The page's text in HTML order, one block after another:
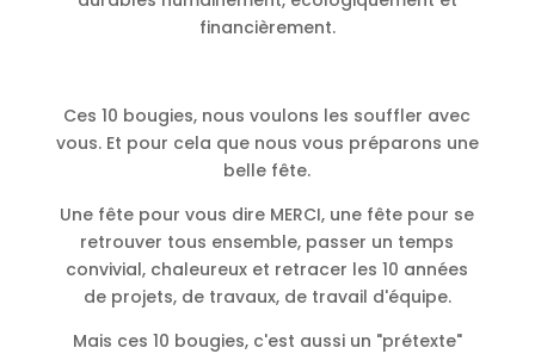
financièrement.
Ces 10 bougies, nous voulons les souffler avec
vous. Et pour cela que nous vous préparons une
belle fête.
Une fête pour vous dire MERCI, une fête pour se
retrouver tous ensemble, passer un temps
convivial, chaleureux et retracer les 10 années
de projets, de travaux, de travail d'équipe.
Mais ces 10 bougies, c'est aussi un "prétexte"